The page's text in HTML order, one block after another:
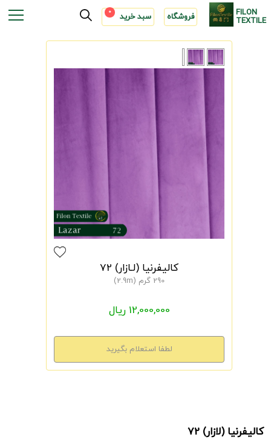
FILON
TEXTILE فروشگاه سبد خرید 0
کالیفرنیا (لـازار) 72
290 گرم (2.9m)
12,000,000 ریال
کالیفرنیا (لازار) 72